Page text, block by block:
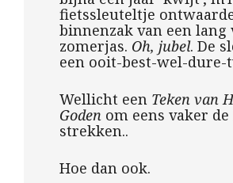
fietssleuteltje
binnenzak van een lang
zomerjas. Oh, jubel. De
een ooit-best-wel-dure-
Wellicht een Teken van
Goden om eens vaker
strekken..
Hoe dan ook.